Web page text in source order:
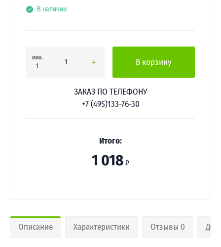
В наличии
мин.
1
В корзину
ЗАКАЗ ПО ТЕЛЕФОНУ
+7 (495)133-76-30
Итого:
1 018 ₽
Описание Характеристики Отзывы 0